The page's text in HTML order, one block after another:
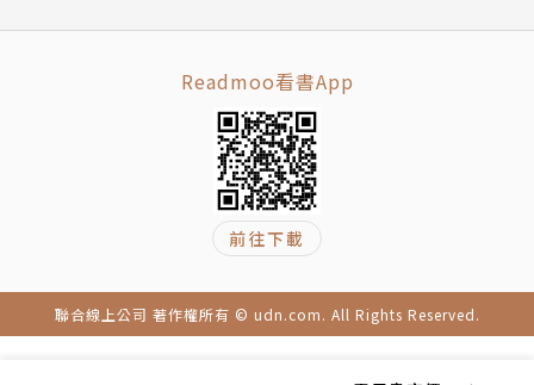
Readmoo看書App
前往下載
聯合線上公司 著作權所有 © udn.com. All Rights Reserved.